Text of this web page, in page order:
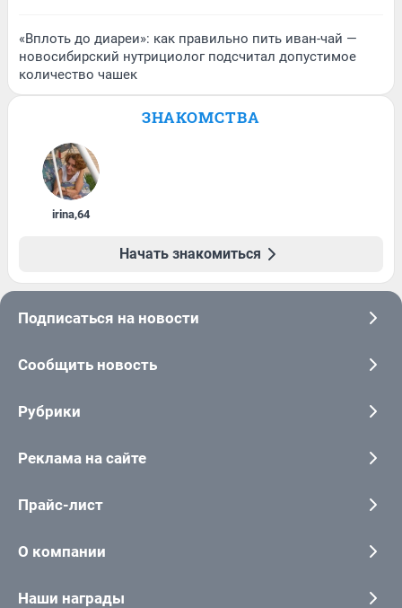
«Вплоть до диареи»: как правильно пить иван-чай —
новосибирский нутрициолог подсчитал допустимое
количество чашек
ЗНАКОМСТВА
irina,64
Начать знакомиться
Подписаться на новости
Сообщить новость
Рубрики
Реклама на сайте
Прайс-лист
О компании
Наши награды